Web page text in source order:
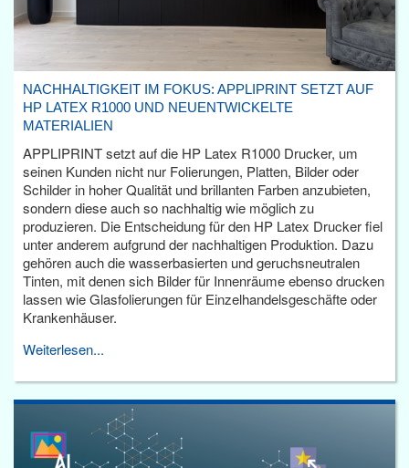
NACHHALTIGKEIT IM FOKUS: APPLIPRINT SETZT AUF
HP LATEX R1000 UND NEUENTWICKELTE
MATERIALIEN
APPLIPRINT setzt auf die HP Latex R1000 Drucker, um
seinen Kunden nicht nur Folierungen, Platten, Bilder oder
Schilder in hoher Qualität und brillanten Farben anzubieten,
sondern diese auch so nachhaltig wie möglich zu
produzieren. Die Entscheidung für den HP Latex Drucker fiel
unter anderem aufgrund der nachhaltigen Produktion. Dazu
gehören auch die wasserbasierten und geruchsneutralen
Tinten, mit denen sich Bilder für Innenräume ebenso drucken
lassen wie Glasfolierungen für Einzelhandelsgeschäfte oder
Krankenhäuser.
Weiterlesen...